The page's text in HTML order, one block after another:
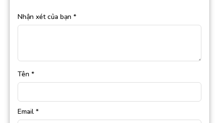
Nhận xét của bạn *
Tên *
Email *